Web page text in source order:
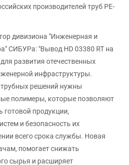
производителей труб PE-
дивизиона "Инженерная и
СИБУРа: "Вывод HD 03380 RT на
развития отечественных
инфраструктуры.
решений нужны
полимеры, которые позволяют
готовой продукции,
и безопасность их
всего срока службы. Новая
помогает снижать
сырья и расширяет